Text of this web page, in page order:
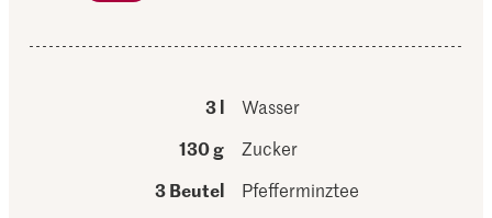
3 l
Wasser
130 g
Zucker
3 Beutel
Pfefferminztee